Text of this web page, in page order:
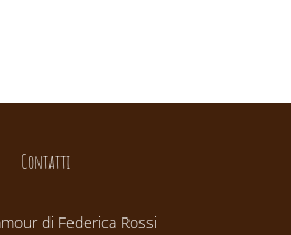
Contatti
di Federica Rossi